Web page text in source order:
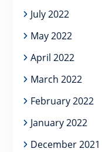
July 2022
May 2022
April 2022
March 2022
February 2022
January 2022
December 2021